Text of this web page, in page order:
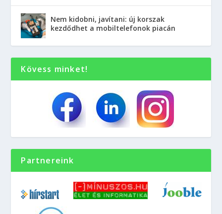
Nem kidobni, javítani: új korszak
kezdődhet a mobiltelefonok piacán
Kövess minket!
Partnereink